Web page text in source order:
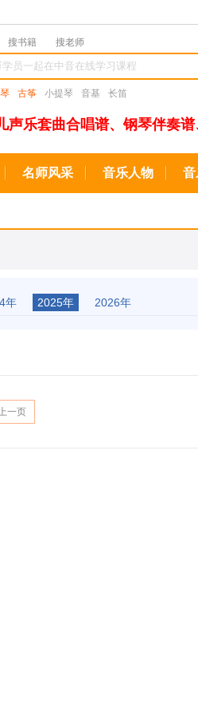
搜书籍 搜老师
古筝 小提琴 音基 长笛
声乐套曲合唱谱、钢琴伴奏
名师风采 音乐人物 音
年 2025年 2026年
一页